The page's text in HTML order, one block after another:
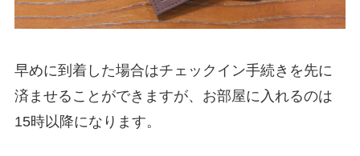
早めに到着した場合はチェックイン手続きを先に
済ませることができますが、お部屋に入れるのは
15時以降になります。